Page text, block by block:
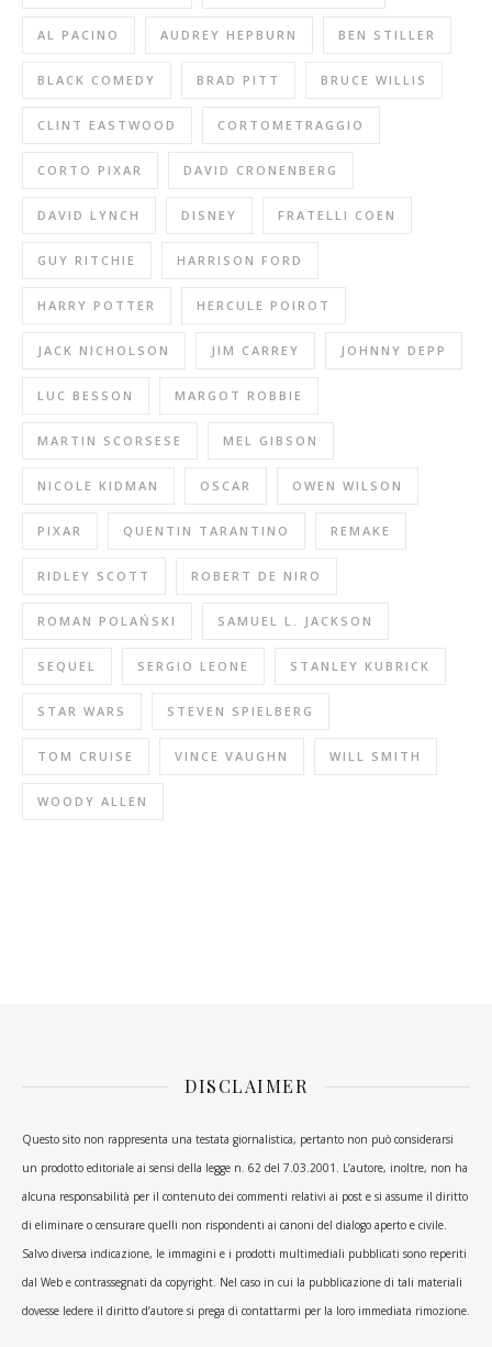
AL PACINO AUDREY HEPBURN BEN STILLER
BLACK COMEDY BRAD PITT BRUCE WILLIS
CLINT EASTWOOD CORTOMETRAGGIO
CORTO PIXAR DAVID CRONENBERG
DAVID LYNCH DISNEY FRATELLI COEN
GUY RITCHIE HARRISON FORD
HARRY POTTER HERCULE POIROT
JACK NICHOLSON JIM CARREY JOHNNY DEPP
LUC BESSON MARGOT ROBBIE
MARTIN SCORSESE MEL GIBSON
NICOLE KIDMAN OSCAR OWEN WILSON
PIXAR QUENTIN TARANTINO REMAKE
RIDLEY SCOTT ROBERT DE NIRO
ROMAN POLAŃSKI SAMUEL L. JACKSON
SEQUEL SERGIO LEONE STANLEY KUBRICK
STAR WARS STEVEN SPIELBERG
TOM CRUISE VINCE VAUGHN WILL SMITH
WOODY ALLEN
DISCLAIMER
Questo sito non rappresenta una testata giornalistica, pertanto non può considerarsi
un prodotto editoriale ai sensi della legge n. 62 del 7.03.2001. L’autore, inoltre, non ha
alcuna responsabilità per il contenuto dei commenti relativi ai post e si assume il diritto
di eliminare o censurare quelli non rispondenti ai canoni del dialogo aperto e civile.
Salvo diversa indicazione, le immagini e i prodotti multimediali pubblicati sono reperiti
dal Web e contrassegnati da copyright. Nel caso in cui la pubblicazione di tali materiali
dovesse ledere il diritto d’autore si prega di contattarmi per la loro immediata rimozione.